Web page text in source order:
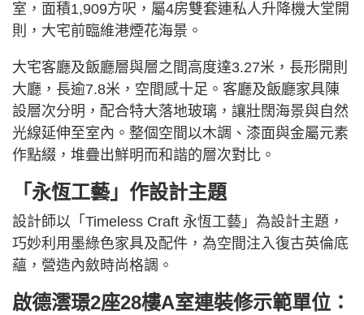
室，面積1,909方呎，屬4房雙套連私人升降機大堂開
則，大宅前臨維港煙花海景。
大宅客廳及飯廳層與層之間高度達3.27米，長形開則
大廳，長逾7.8米，空間感十足。客廳及飯廳家具陳
設層次分明，配合特大落地玻璃，讓壯闊海景與自然
光線延伸至室內。整個空間以木調、漆面與金屬元素
作點綴，堆疊出鮮明而和諧的層次對比。
「永恆工藝」作設計主題
設計師以「Timeless Craft 永恆工藝」為設計主題，
巧妙利用墨綠色家具及配件，為空間注入復古英倫底
蘊，營造內斂時尚格調。
啟德澐璟2座28樓A室連裝修示範單位：